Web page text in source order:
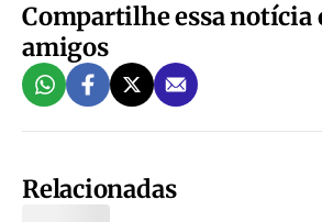
Compartilhe essa notícia
amigos
Relacionadas